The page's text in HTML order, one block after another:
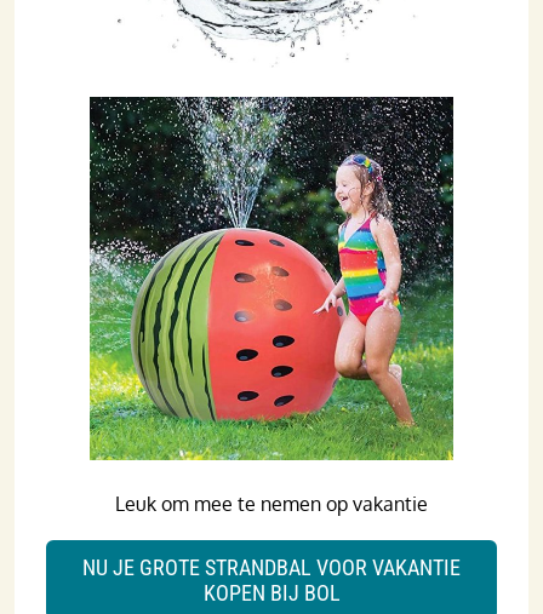
Leuk om mee te nemen op vakantie
NU JE GROTE STRANDBAL VOOR VAKANTIE
KOPEN BIJ BOL